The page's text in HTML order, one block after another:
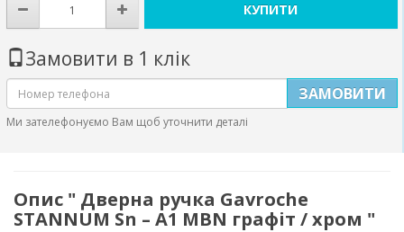
КУПИТИ
Замовити в 1 клік
ЗАМОВИТИ
Ми зателефонуємо Вам щоб уточнити деталі
Опис " Дверна ручка Gavroche
STANNUM Sn – A1 MBN графіт / хром "